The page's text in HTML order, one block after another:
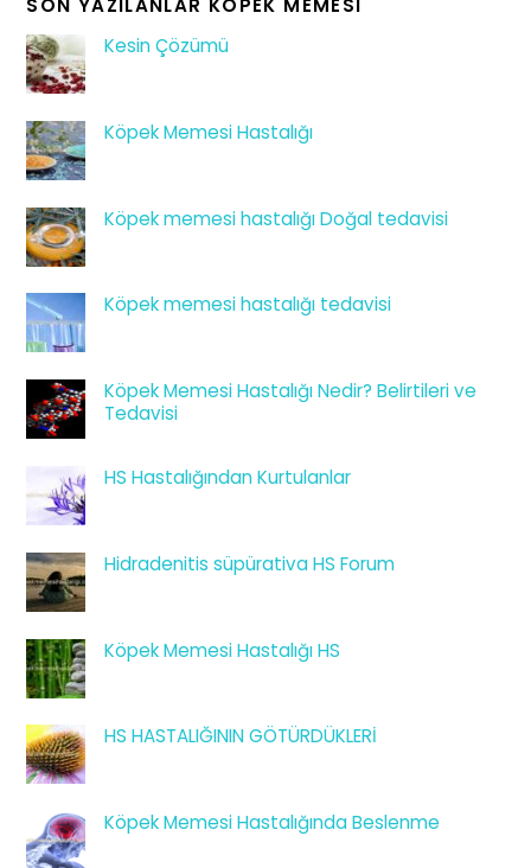
SON YAZILANLAR KÖPEK MEMESI
Kesin Çözümü
Köpek Memesi Hastalığı
Köpek memesi hastalığı Doğal tedavisi
Köpek memesi hastalığı tedavisi
Köpek Memesi Hastalığı Nedir? Belirtileri ve
Tedavisi
HS Hastalığından Kurtulanlar
Hidradenitis süpürativa HS Forum
Köpek Memesi Hastalığı HS
HS HASTALIĞININ GÖTÜRDÜKLERİ
Köpek Memesi Hastalığında Beslenme